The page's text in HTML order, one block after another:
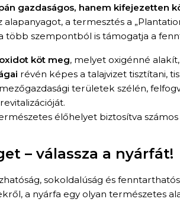
gazdaságos, hanem kifejezetten
a termesztés a
több szempontból is támogatja a
köt meg, melyet oxigénné
révén képes a talajvizet tisztítani,
területek szélén,
élőhelyet biztosítva
– válassza a nyárfát!
sokoldalúság és
a nyárfa egy olyan természetes